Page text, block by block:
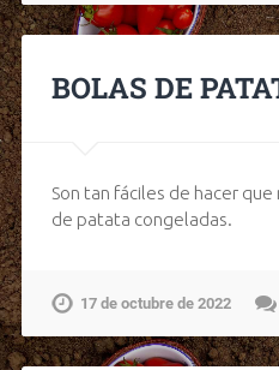
BOLAS DE
Son tan fáciles de hacer
de patata congeladas.
17 de octubre de 2022